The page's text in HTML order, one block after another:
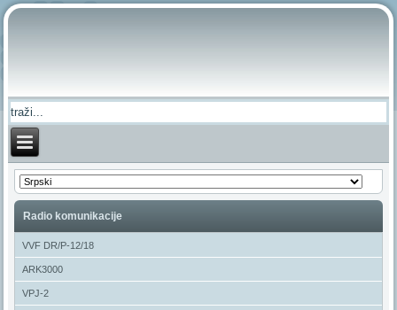
Radio komunikacije
VVF DR/P-12/18
ARK3000
VPJ-2